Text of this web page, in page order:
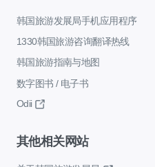
韩国旅游发展局手机应用程序
1330韩国旅游咨询翻译热线
韩国旅游指南与地图
数字图书 / 电子书
Odii
其他相关网站